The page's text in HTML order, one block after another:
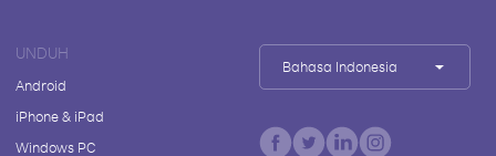
UNDUH
Android
iPhone & iPad
Windows PC
Bahasa Indonesia